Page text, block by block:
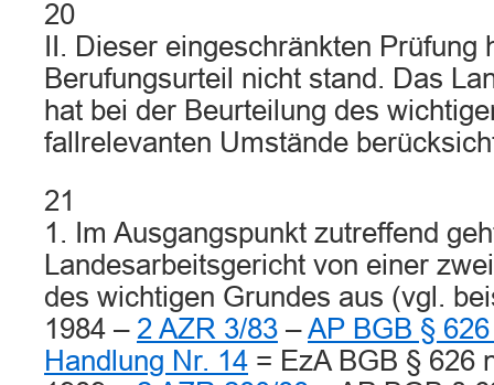
20
II. Dieser eingeschränkten Prüfung
Berufungsurteil nicht stand. Das
hat bei der Beurteilung des
fallrelevanten Umstände
21
1. Im Ausgangspunkt zutreffend
Landesarbeitsgericht von einer
des wichtigen Grundes aus (vgl.
1984 – 2 AZR 3/83 –AP BGB §
Handlung Nr. 14 = EzA BGB § 626